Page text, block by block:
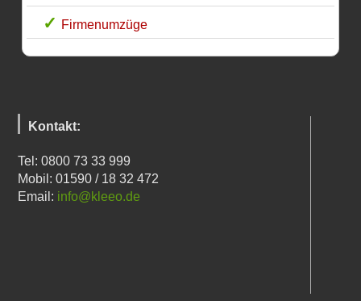
Firmenumzüge
Kontakt:
Tel: 0800 73 33 999
Mobil: 01590 / 18 32 472
Email: info@kleeo.de